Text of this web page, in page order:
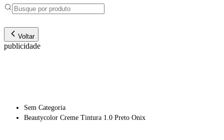
Voltar
publicidade
Sem Categoria
Beautycolor Creme Tintura 1.0 Preto Onix